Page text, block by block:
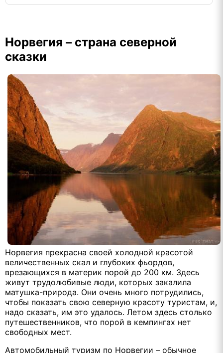
Норвегия – страна северной
сказки
Норвегия прекрасна своей холодной красотой
величественных скал и глубоких фьордов,
врезающихся в материк порой до 200 км. Здесь
живут трудолюбивые люди, которых закалила
матушка-природа. Они очень много потрудились,
чтобы показать свою северную красоту туристам, и,
надо сказать, им это удалось. Летом здесь столько
путешественников, что порой в кемпингах нет
свободных мест.
Автомобильный туризм по Норвегии – обычное